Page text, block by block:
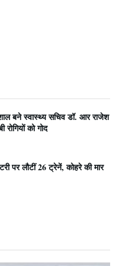
बने स्वास्थ्य सचिव डॉ. आर राजेश
रोगियों को गोद
पर लौटीं 26 ट्रेनें, कोहरे की मार